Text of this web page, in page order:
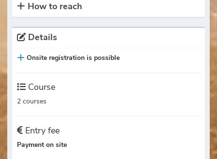
How to reach
Details
Onsite registration is possible
Course
2 courses
Entry fee
Payment on site